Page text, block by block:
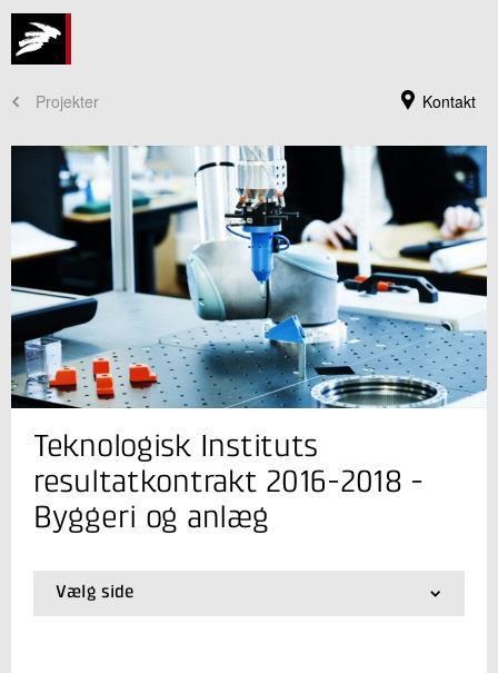
Kontakt
Projekter
Jeg er din kontaktperson
Andras Splidt
Koncernadvokat
Jura og Compliance
+45 72 20 20 06
Send e-mail
Skriv til mig
Teknologisk Instituts
resultatkontrakt 2016-2018 -
Byggeri og anlæg
Vælg side
01.Introduktion til aktiviteter